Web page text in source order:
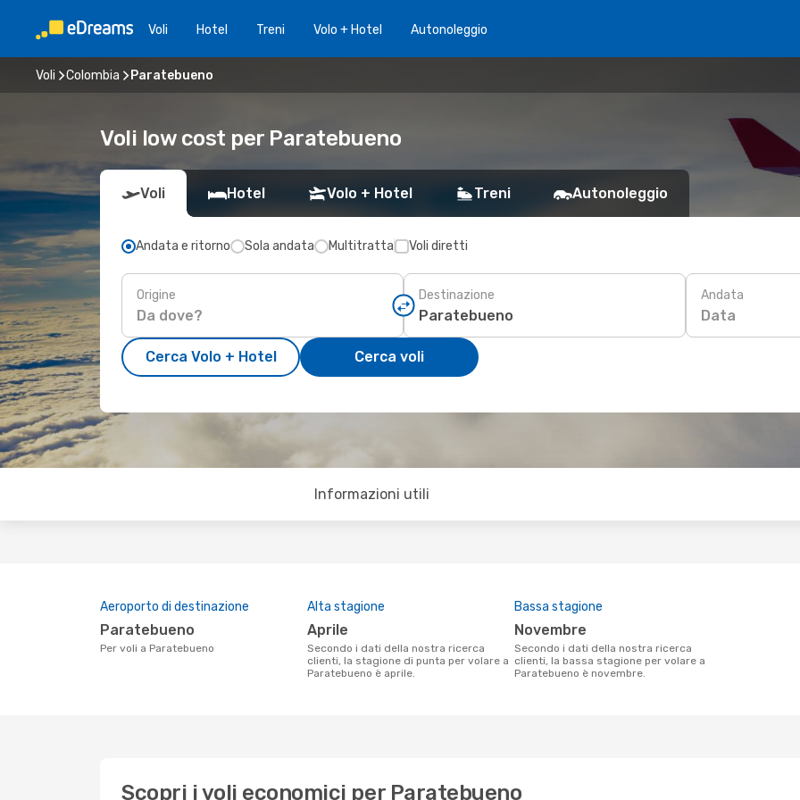
Voli Hotel Treni Volo + Hotel Autonoleggio
Voli Colombia Paratebueno
Voli low cost per Paratebueno
Voli Hotel Volo + Hotel Treni Autonoleggio
Andata e ritorno Sola andata Multitratta Voli diretti
Origine Destinazione Andata
Data
Cerca Volo + Hotel Cerca voli
Informazioni utili
Aeroporto di destinazione
Paratebueno
Per voli a Paratebueno
Alta stagione
aprile
Secondo i dati della nostra ricerca
clienti, la stagione di punta per volare a
Paratebueno è aprile.
Bassa stagione
novembre
Secondo i dati della nostra ricerca
clienti, la bassa stagione per volare a
Paratebueno è novembre.
Scopri i voli economici per Paratebueno